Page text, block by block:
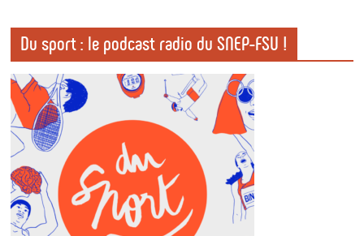
Du sport : le podcast radio du SNEP-FSU !